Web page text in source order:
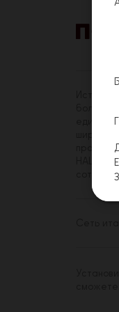
более
правиле.
НАШ
Б
Г
Е
З